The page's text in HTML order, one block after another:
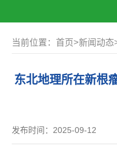
当前位置： 首页>新闻动态
东北地理所在新根
发布时间：2025-09-12